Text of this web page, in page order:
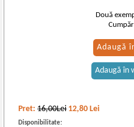
Pret:16,00Lei 12,80 Lei
Disponibilitate:
Două
Adaugă
Adaugă în